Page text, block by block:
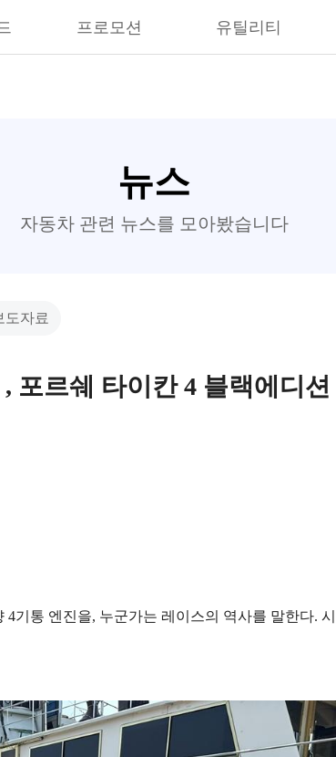
프로모션 유틸리티
뉴스
자동차 관련 뉴스를 모아봤습니다
도자료
포르쉐 타이칸 4 블랙에디션
기통 엔진을, 누군가는 레이스의 역사를 말한다. 시